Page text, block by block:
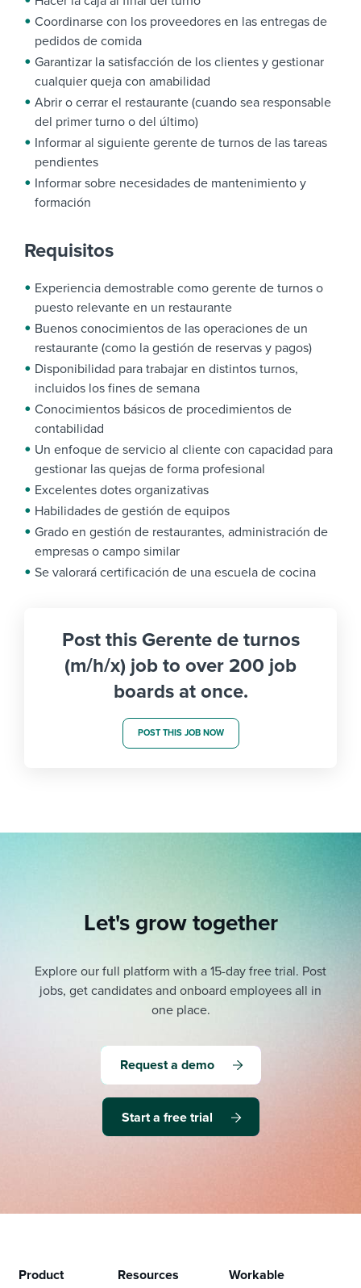
Coordinarse con los proveedores en las entregas de
pedidos de comida
Garantizar la satisfacción de los clientes y gestionar
cualquier queja con amabilidad
Abrir o cerrar el restaurante (cuando sea responsable
del primer turno o del último)
Informar al siguiente gerente de turnos de las tareas
pendientes
Informar sobre necesidades de mantenimiento y
formación
Requisitos
Experiencia demostrable como gerente de turnos o
puesto relevante en un restaurante
Buenos conocimientos de las operaciones de un
restaurante (como la gestión de reservas y pagos)
Disponibilidad para trabajar en distintos turnos,
incluidos los fines de semana
Conocimientos básicos de procedimientos de
contabilidad
Un enfoque de servicio al cliente con capacidad para
gestionar las quejas de forma profesional
Excelentes dotes organizativas
Habilidades de gestión de equipos
Grado en gestión de restaurantes, administración de
empresas o campo similar
Se valorará certificación de una escuela de cocina
Post this Gerente de turnos
(m/h/x) job to over 200 job
boards at once.
POST THIS JOB NOW
Let's grow together
Explore our full platform with a 15-day free trial. Post
jobs, get candidates and onboard employees all in
one place.
Request a demo
Start a free trial
Product Resources Workable